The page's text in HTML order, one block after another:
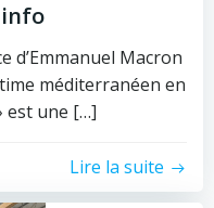
info
d’Emmanuel Macron
méditerranéen en
est une […]
Lire la suite